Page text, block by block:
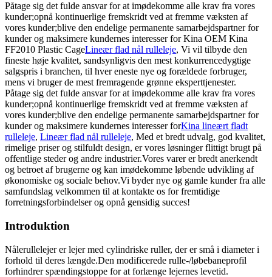
Påtage sig det fulde ansvar for at imødekomme alle krav fra vores
kunder;opnå kontinuerlige fremskridt ved at fremme væksten af ​​
vores kunder;blive den endelige permanente samarbejdspartner for
kunder og maksimere kundernes interesser for Kina OEM Kina
FF2010 Plastic CageLineær flad nål rulleleje, Vi vil tilbyde den
fineste høje kvalitet, sandsynligvis den mest konkurrencedygtige
salgspris i branchen, til hver eneste nye og forældede forbruger,
mens vi bruger de mest fremragende grønne eksperttjenester.
Påtage sig det fulde ansvar for at imødekomme alle krav fra vores
kunder;opnå kontinuerlige fremskridt ved at fremme væksten af ​​
vores kunder;blive den endelige permanente samarbejdspartner for
kunder og maksimere kundernes interesser forKina lineært fladt
rulleleje, Lineær flad nål rulleleje, Med et bredt udvalg, god kvalitet,
rimelige priser og stilfuldt design, er vores løsninger flittigt brugt på
offentlige steder og andre industrier.Vores varer er bredt anerkendt
og betroet af brugerne og kan imødekomme løbende udvikling af
økonomiske og sociale behov.Vi byder nye og gamle kunder fra alle
samfundslag velkommen til at kontakte os for fremtidige
forretningsforbindelser og opnå gensidig succes!
Introduktion
Nålerullelejer er lejer med cylindriske ruller, der er små i diameter i
forhold til deres længde.Den modificerede rulle-/løbebaneprofil
forhindrer spændingstoppe for at forlænge lejernes levetid.